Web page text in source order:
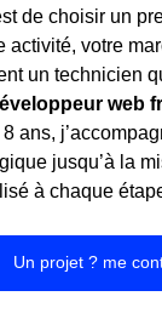
de choisir un
activité, votre
un technicien
web
ans,
jusqu’à la
à chaque
Un projet ? me